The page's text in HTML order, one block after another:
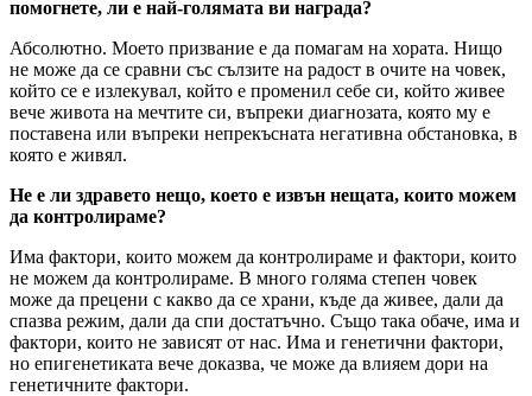
помогнете, ли е най-голямата ви награда?
Абсолютно. Моето призвание е да помагам на хората. Нищо
не може да се сравни със сълзите на радост в очите на човек,
който се е излекувал, който е променил себе си, който живее
вече живота на мечтите си, въпреки диагнозата, която му е
поставена или въпреки непрекъсната негативна обстановка, в
която е живял.
Не е ли здравето нещо, което е извън нещата, които можем
да контролираме?
Има фактори, които можем да контролираме и фактори, които
не можем да контролираме. В много голяма степен човек
може да прецени с какво да се храни, къде да живее, дали да
спазва режим, дали да спи достатъчно. Също така обаче, има и
фактори, които не зависят от нас. Има и генетични фактори,
но епигенетиката вече доказва, че може да влияем дори на
генетичните фактори.